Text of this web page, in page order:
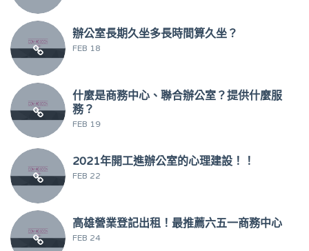
辦公室長期久坐多長時間算久坐？
FEB 18
什麼是商務中心、聯合辦公室？提供什麼服
務？
FEB 19
2021年開工進辦公室的心理建設！！
FEB 22
高雄營業登記出租！最推薦六五一商務中心
FEB 24